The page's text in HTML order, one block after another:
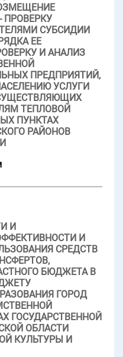
ПРОВЕРКУ
СУБСИДИИ
ЕЕ
И АНАЛИЗ
ПРЕДПРИЯТИЙ,
УСЛУГИ
ТЕПЛОВОЙ
ПУНКТАХ
РАЙОНОВ
И
И
СРЕДСТВ
БЮДЖЕТА В
ГОРОД
ГОСУДАРСТВЕННОЙ
ОБЛАСТИ
КУЛЬТУРЫ И